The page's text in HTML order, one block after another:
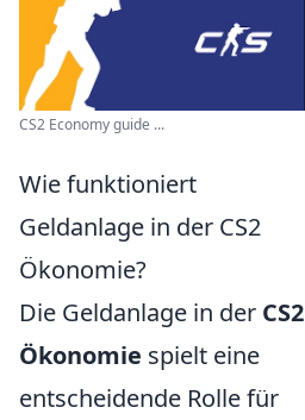
CS2 Economy guide ...
Wie funktioniert
Geldanlage in der CS2
Ökonomie?
Die Geldanlage in der CS2
Ökonomie spielt eine
entscheidende Rolle für